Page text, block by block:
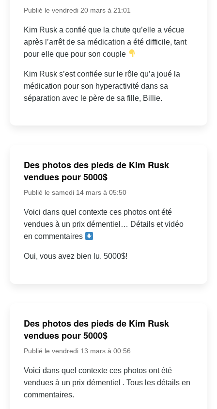
Publié le vendredi 20 mars à 21:01
Kim Rusk a confié que la chute qu’elle a vécue
après l’arrêt de sa médication a été difficile, tant
pour elle que pour son couple
Kim Rusk s’est confiée sur le rôle qu’a joué la
médication pour son hyperactivité dans sa
séparation avec le père de sa fille, Billie.
Des photos des pieds de Kim Rusk
vendues pour 5000$
Publié le samedi 14 mars à 05:50
Voici dans quel contexte ces photos ont été
vendues à un prix démentiel… Détails et vidéo
en commentaires
Oui, vous avez bien lu. 5000$!
Des photos des pieds de Kim Rusk
vendues pour 5000$
Publié le vendredi 13 mars à 00:56
Voici dans quel contexte ces photos ont été
vendues à un prix démentiel . Tous les détails en
commentaires.